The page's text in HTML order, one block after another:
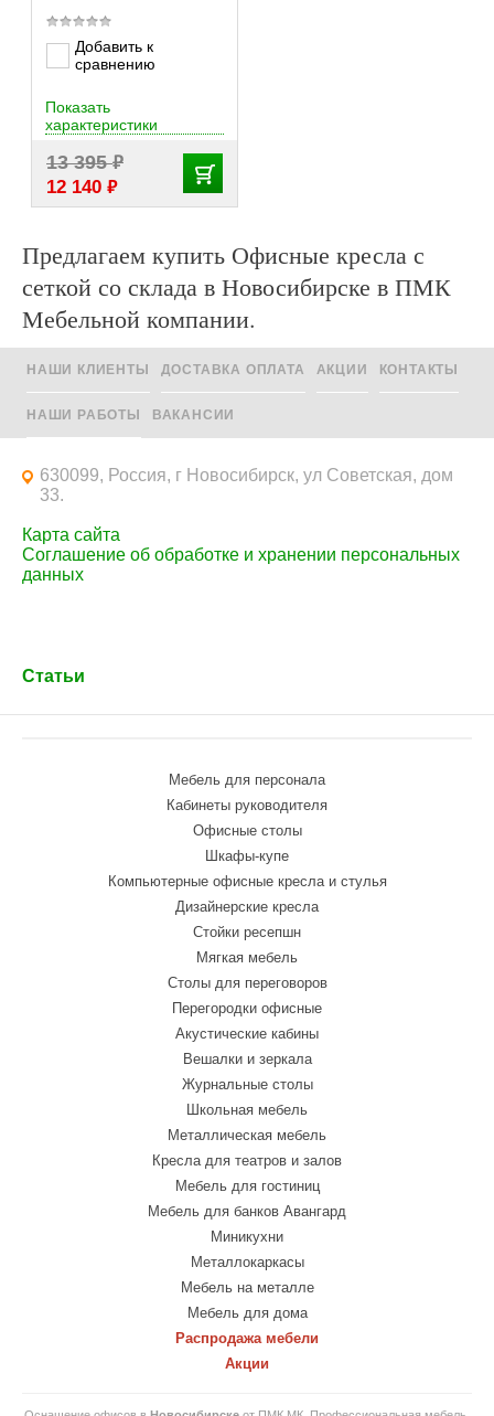
Добавить к
сравнению
13 395₽
12 140 ₽
Показать
характеристики
Предлагаем купить Офисные кресла с
сеткой со склада в Новосибирске в ПМК
Мебельной компании.
НАШИ КЛИЕНТЫ ДОСТАВКА ОПЛАТА АКЦИИ КОНТАКТЫ
НАШИ РАБОТЫ ВАКАНСИИ
Статьи
630099, Россия, г Новосибирск, ул Советская, дом
33.
Карта сайта
Соглашение об обработке и хранении персональных
данных
Мебель для персонала
Кабинеты руководителя
Офисные столы
Шкафы-купе
Компьютерные офисные кресла и стулья
Дизайнерские кресла
Стойки ресепшн
Мягкая мебель
Столы для переговоров
Перегородки офисные
Акустические кабины
Вешалки и зеркала
Журнальные столы
Школьная мебель
Металлическая мебель
Кресла для театров и залов
Мебель для гостиниц
Мебель для банков Авангард
Миникухни
Металлокаркасы
Мебель на металле
Мебель для дома
Распродажа мебели
Акции